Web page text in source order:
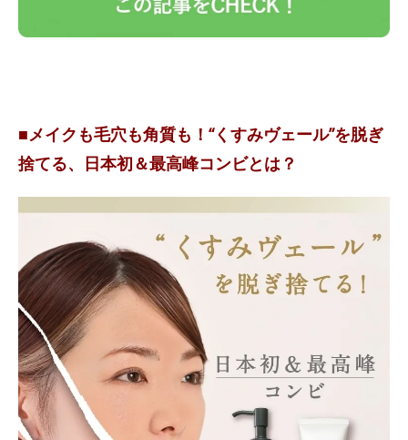
■メイクも毛穴も角質も！“くすみヴェール”を脱ぎ
捨てる、日本初＆最高峰コンビとは？